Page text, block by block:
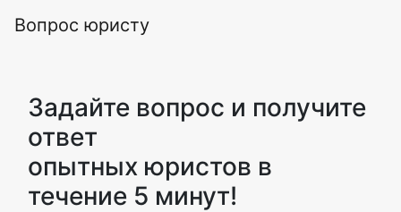
Вопрос юристу
Задайте вопрос и получите
ответ
опытных юристов в
течение 5 минут!